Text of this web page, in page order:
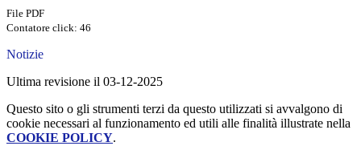
File PDF
Contatore click: 46
Notizie
Ultima revisione il 03-12-2025
Questo sito o gli strumenti terzi da questo utilizzati si avvalgono di
cookie necessari al funzionamento ed utili alle finalità illustrate nella
COOKIE POLICY.